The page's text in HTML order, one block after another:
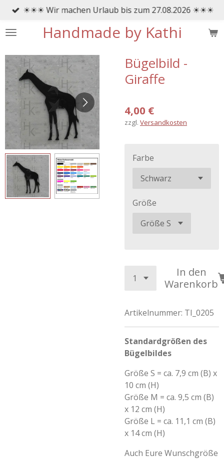
Zum
springen
Handmade by Kathi
☀☀☀ Wir machen Urlaub bis zum 27.08.2026 ☀☀☀
Bügelbild -
Giraffe
4,00 €
zzgl. Versandkosten
Farbe
Größe
In den
Warenkorb
Artikelnummer: TI_0205
Standardgrößen des
Bügelbildes
Größe S = ca. 7,9 cm (B) x
10 cm (H)
Größe M = ca. 9,5 cm (B)
x 12 cm (H)
Größe L = ca. 11,1 cm (B)
x 14 cm (H)
Auch Eure Wunschgröße